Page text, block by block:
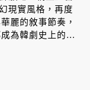
現實風格，再度
麗的敘事節奏，
為韓劇史上的標
的作品？